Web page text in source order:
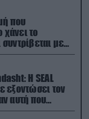
που
το
με
(βίντεο)
Η SEAL
εξοντώσει τον
αυτή που
του F-15